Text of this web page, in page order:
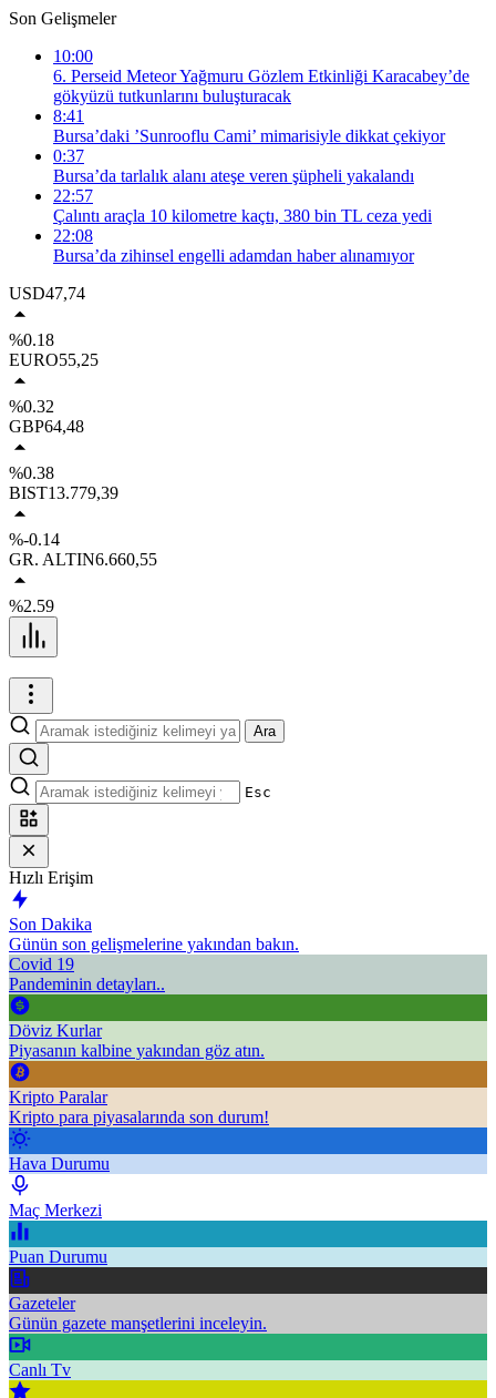
Son Gelişmeler
10:00
6. Perseid Meteor Yağmuru Gözlem Etkinliği Karacabey’de
gökyüzü tutkunlarını buluşturacak
8:41
Bursa’daki ’Sunrooflu Cami’ mimarisiyle dikkat çekiyor
0:37
Bursa’da tarlalık alanı ateşe veren şüpheli yakalandı
22:57
Çalıntı araçla 10 kilometre kaçtı, 380 bin TL ceza yedi
22:08
Bursa’da zihinsel engelli adamdan haber alınamıyor
USD47,74
%0.18
EURO55,25
%0.32
GBP64,48
%0.38
BIST13.779,39
%-0.14
GR. ALTIN6.660,55
%2.59
Ara
Esc
Hızlı Erişim
Son Dakika
Günün son gelişmelerine yakından bakın.
Covid 19
Pandeminin detayları..
Döviz Kurlar
Piyasanın kalbine yakından göz atın.
Kripto Paralar
Kripto para piyasalarında son durum!
Hava Durumu
Maç Merkezi
Puan Durumu
Gazeteler
Günün gazete manşetlerini inceleyin.
Canlı Tv